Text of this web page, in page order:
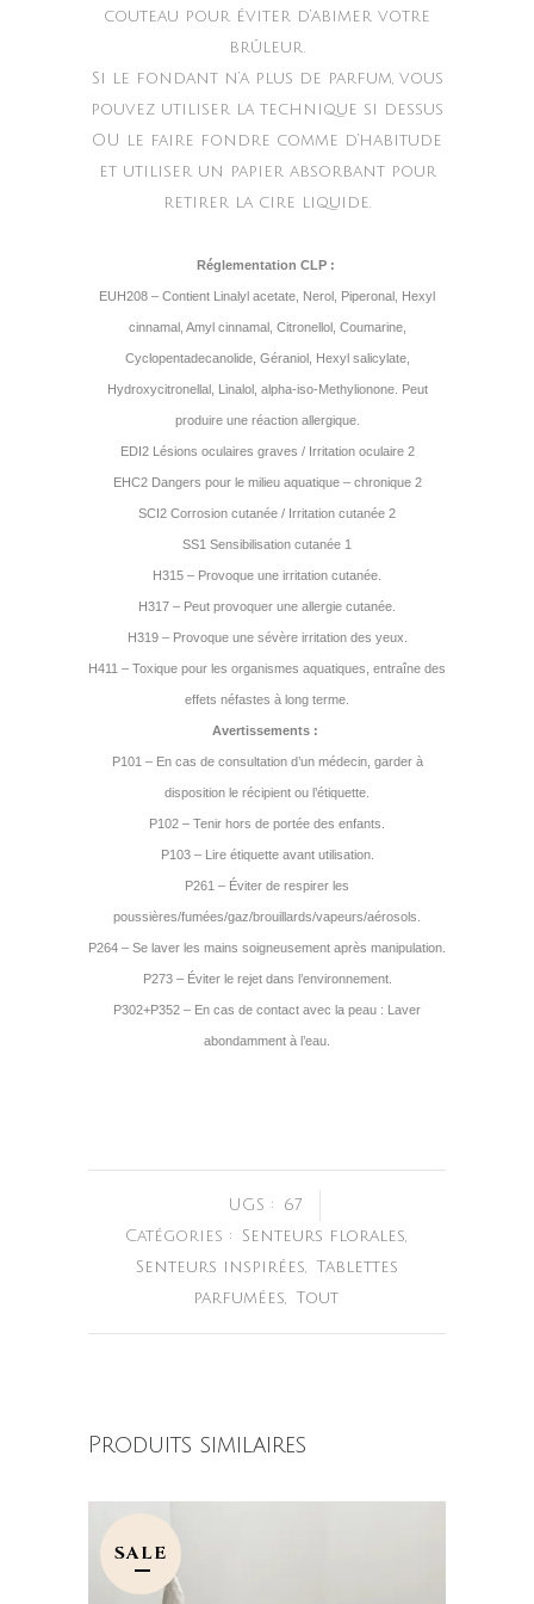
couteau pour éviter d’abimer votre
brûleur.
Si le fondant n’a plus de parfum, vous
pouvez utiliser la technique si dessus
OU le faire fondre comme d’habitude
et utiliser un papier absorbant pour
retirer la cire liquide.
Réglementation CLP :
EUH208 – Contient Linalyl acetate, Nerol, Piperonal, Hexyl
cinnamal, Amyl cinnamal, Citronellol, Coumarine,
Cyclopentadecanolide, Géraniol, Hexyl salicylate,
Hydroxycitronellal, Linalol, alpha-iso-Methylionone. Peut
produire une réaction allergique.
EDI2 Lésions oculaires graves / Irritation oculaire 2
EHC2 Dangers pour le milieu aquatique – chronique 2
SCI2 Corrosion cutanée / Irritation cutanée 2
SS1 Sensibilisation cutanée 1
H315 – Provoque une irritation cutanée.
H317 – Peut provoquer une allergie cutanée.
H319 – Provoque une sévère irritation des yeux.
H411 – Toxique pour les organismes aquatiques, entraîne des
effets néfastes à long terme.
Avertissements :
P101 – En cas de consultation d’un médecin, garder à
disposition le récipient ou l’étiquette.
P102 – Tenir hors de portée des enfants.
P103 – Lire étiquette avant utilisation.
P261 – Éviter de respirer les
poussières/fumées/gaz/brouillards/vapeurs/aérosols.
P264 – Se laver les mains soigneusement après manipulation.
P273 – Éviter le rejet dans l’environnement.
P302+P352 – En cas de contact avec la peau : Laver
abondamment à l’eau.
UGS :
67
Catégories :
Senteurs florales,
Senteurs inspirées, Tablettes
parfumées, Tout
Produits similaires
SALE